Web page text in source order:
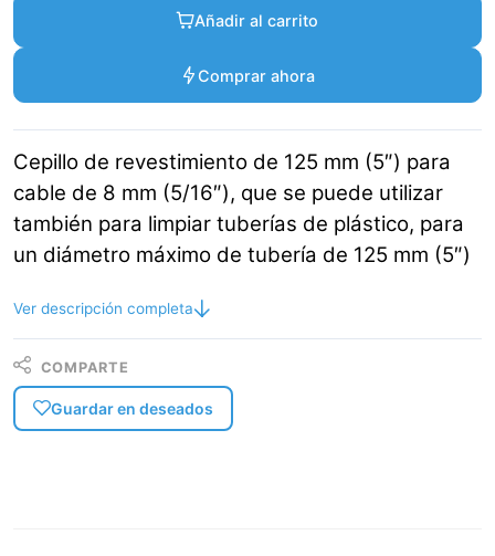
Añadir al carrito
Comprar ahora
Cepillo de revestimiento de 125 mm (5″) para
cable de 8 mm (5/16″), que se puede utilizar
también para limpiar tuberías de plástico, para
un diámetro máximo de tubería de 125 mm (5″)
Ver descripción completa
COMPARTE
Guardar en deseados